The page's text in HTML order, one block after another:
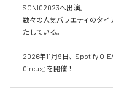
SONIC2023へ出演。
数々の人気バラエティのタ
たしている。
2026年11月9日、Spotify O-
Circus』を開催！